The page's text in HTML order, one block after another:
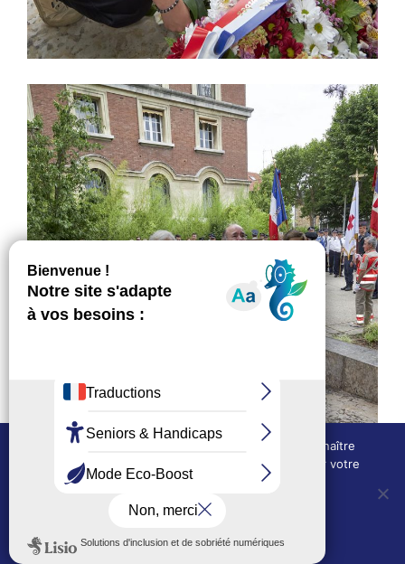
Nous utilisons des cookies techniques pour connaître
l'évolution de l'audience du site et pour améliorer votre
expérience.
OUI, j'accepte
Politique de confidentialité